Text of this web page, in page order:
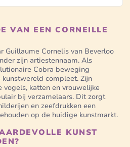
VAN EEN CORNEILLE
Guillaume Cornelis van Beverloo
zijn artiestennaam. Als
Cobra beweging
compleet. Zijn
katten en vrouwelijke
bij verzamelaars. Dit zorgt
en zeefdrukken een
op de huidige kunstmarkt.
KUNST